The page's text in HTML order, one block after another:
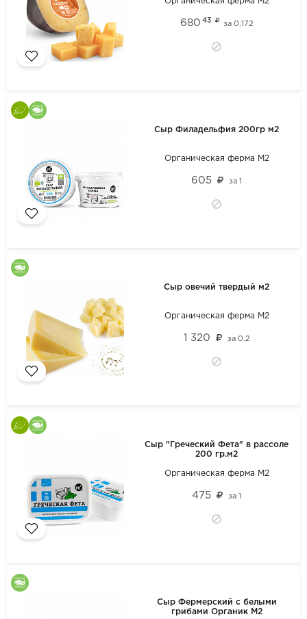
680 43 за 0.172
Сыр Филадельфия 200гр м2
Органическая ферма М2
605 за1
Сыр овечий твердый м2
Органическая ферма М2
1 320 за 0.2
Сыр "Греческий Фета" в рассоле
200 гр.м2
Органическая ферма М2
475 за1
Сыр Фермерский с белыми
грибами Органик М2